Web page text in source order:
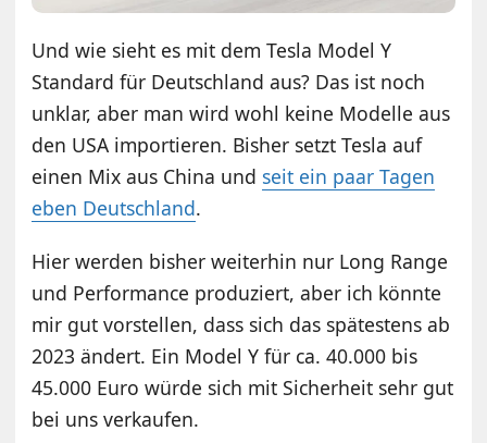
Und wie sieht es mit dem Tesla Model Y
Standard für Deutschland aus? Das ist noch
unklar, aber man wird wohl keine Modelle aus
den USA importieren. Bisher setzt Tesla auf
einen Mix aus China und seit ein paar Tagen
eben Deutschland.
Hier werden bisher weiterhin nur Long Range
und Performance produziert, aber ich könnte
mir gut vorstellen, dass sich das spätestens ab
2023 ändert. Ein Model Y für ca. 40.000 bis
45.000 Euro würde sich mit Sicherheit sehr gut
bei uns verkaufen.